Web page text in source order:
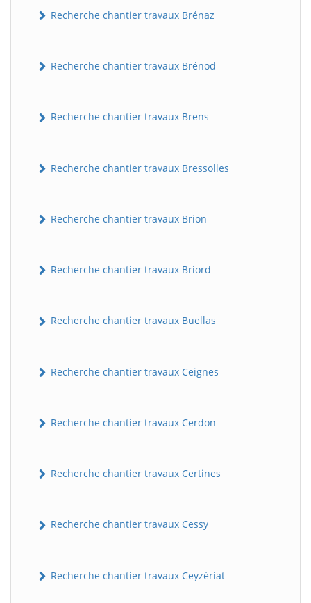
Recherche chantier travaux Brénaz
Recherche chantier travaux Brénod
Recherche chantier travaux Brens
Recherche chantier travaux Bressolles
Recherche chantier travaux Brion
Recherche chantier travaux Briord
Recherche chantier travaux Buellas
Recherche chantier travaux Ceignes
Recherche chantier travaux Cerdon
Recherche chantier travaux Certines
Recherche chantier travaux Cessy
Recherche chantier travaux Ceyzériat